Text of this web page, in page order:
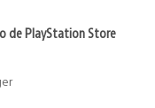
de PlayStation Store